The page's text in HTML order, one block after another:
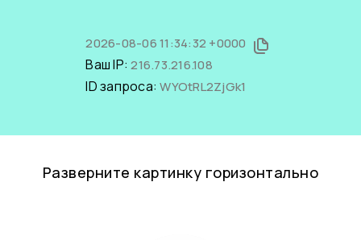
2026-08-06 11:34:32 +0000
Ваш IP:216.73.216.108
ID запроса:WYOtRL2ZjGk1
Разверните картинку горизонтально